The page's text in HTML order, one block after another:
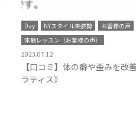
Day NYスタイル美姿勢
お客様の声
体験レッスン（お客様の声）
2023.07.12
【口コミ】体の癖や歪みを改
ラティス》